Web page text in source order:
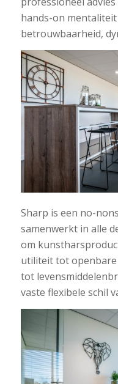
hands-on
betrouwbaarheid,
Sharp is een no-
samenwerkt in alle
om
utiliteit tot
tot
vaste flexibele schil